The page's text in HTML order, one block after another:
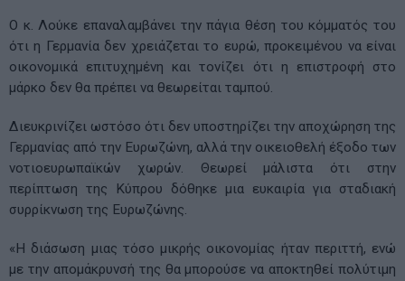
Ο κ. Λούκε επαναλαμβάνει την πάγια θέση του κόμματός του
ότι η Γερμανία δεν χρειάζεται το ευρώ, προκειμένου να είναι
οικονομικά επιτυχημένη και τονίζει ότι η επιστροφή στο
μάρκο δεν θα πρέπει να θεωρείται ταμπού.
Διευκρινίζει ωστόσο ότι δεν υποστηρίζει την αποχώρηση της
Γερμανίας από την Ευρωζώνη, αλλά την οικειοθελή έξοδο των
νοτιοευρωπαϊκών χωρών. Θεωρεί μάλιστα ότι στην
περίπτωση της Κύπρου δόθηκε μια ευκαιρία για σταδιακή
συρρίκνωση της Ευρωζώνης.
«Η διάσωση μιας τόσο μικρής οικονομίας ήταν περιττή, ενώ
με την απομάκρυνσή της θα μπορούσε να αποκτηθεί πολύτιμη